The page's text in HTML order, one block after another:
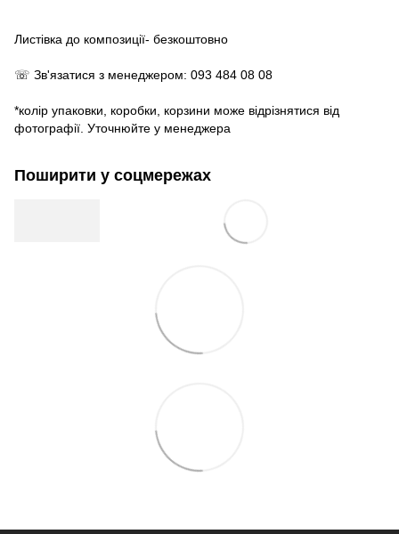
Листівка до композиції- безкоштовно
☏ Зв'язатися з менеджером: 093 484 08 08
*колір упаковки, коробки, корзини може відрізнятися від
фотографії. Уточнюйте у менеджера
Поширити у соцмережах